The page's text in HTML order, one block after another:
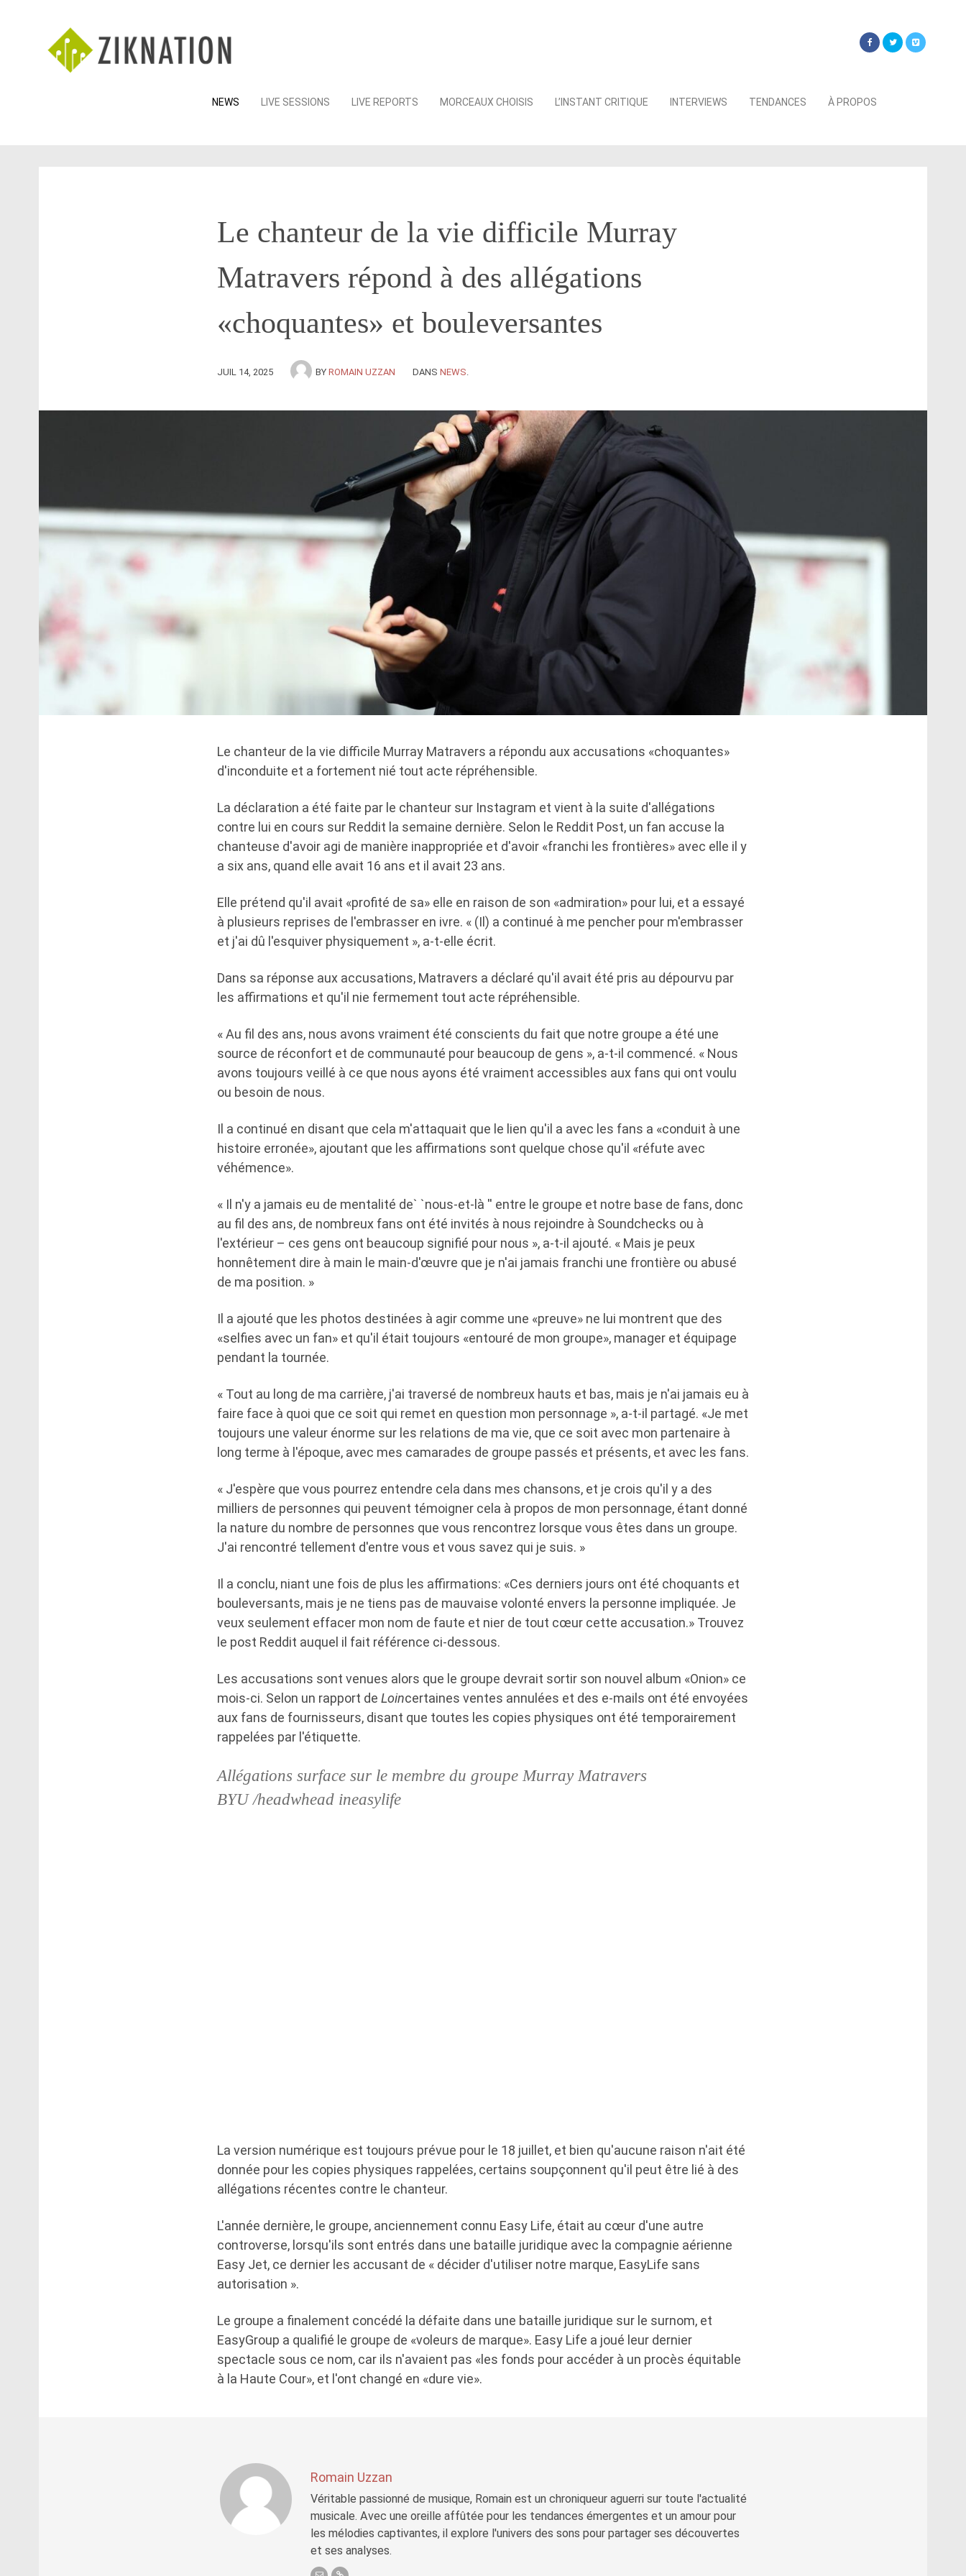
Skip
NEWS LIVE SESSIONS LIVE REPORTS MORCEAUX CHOISIS L’INSTANT CRITIQUE INTERVIEWS TENDANCES À PROPOS
Le chanteur de la vie difficile Murray
Matravers répond à des allégations
«choquantes» et bouleversantes
JUIL 14, 2025 BY ROMAIN UZZAN DANS NEWS
Le chanteur de la vie difficile Murray Matravers a répondu aux accusations «choquantes»
d'inconduite et a fortement nié tout acte répréhensible.
La déclaration a été faite par le chanteur sur Instagram et vient à la suite d'allégations
contre lui en cours sur Reddit la semaine dernière. Selon le Reddit Post, un fan accuse la
chanteuse d'avoir agi de manière inappropriée et d'avoir «franchi les frontières» avec elle il y
a six ans, quand elle avait 16 ans et il avait 23 ans.
Elle prétend qu'il avait «profité de sa» elle en raison de son «admiration» pour lui, et a essayé
à plusieurs reprises de l'embrasser en ivre. « (Il) a continué à me pencher pour m'embrasser
et j'ai dû l'esquiver physiquement », a-t-elle écrit.
Dans sa réponse aux accusations, Matravers a déclaré qu'il avait été pris au dépourvu par
les affirmations et qu'il nie fermement tout acte répréhensible.
« Au fil des ans, nous avons vraiment été conscients du fait que notre groupe a été une
source de réconfort et de communauté pour beaucoup de gens », a-t-il commencé. « Nous
avons toujours veillé à ce que nous ayons été vraiment accessibles aux fans qui ont voulu
ou besoin de nous.
Il a continué en disant que cela m'attaquait que le lien qu'il a avec les fans a «conduit à une
histoire erronée», ajoutant que les affirmations sont quelque chose qu'il «réfute avec
véhémence».
« Il n'y a jamais eu de mentalité de` `nous-et-là '' entre le groupe et notre base de fans, donc
au fil des ans, de nombreux fans ont été invités à nous rejoindre à Soundchecks ou à
l'extérieur – ces gens ont beaucoup signifié pour nous », a-t-il ajouté. « Mais je peux
honnêtement dire à main le main-d'œuvre que je n'ai jamais franchi une frontière ou abusé
de ma position. »
Il a ajouté que les photos destinées à agir comme une «preuve» ne lui montrent que des
«selfies avec un fan» et qu'il était toujours «entouré de mon groupe», manager et équipage
pendant la tournée.
« Tout au long de ma carrière, j'ai traversé de nombreux hauts et bas, mais je n'ai jamais eu à
faire face à quoi que ce soit qui remet en question mon personnage », a-t-il partagé. «Je met
toujours une valeur énorme sur les relations de ma vie, que ce soit avec mon partenaire à
long terme à l'époque, avec mes camarades de groupe passés et présents, et avec les fans.
« J'espère que vous pourrez entendre cela dans mes chansons, et je crois qu'il y a des
milliers de personnes qui peuvent témoigner cela à propos de mon personnage, étant donné
la nature du nombre de personnes que vous rencontrez lorsque vous êtes dans un groupe.
J'ai rencontré tellement d'entre vous et vous savez qui je suis. »
Il a conclu, niant une fois de plus les affirmations: «Ces derniers jours ont été choquants et
bouleversants, mais je ne tiens pas de mauvaise volonté envers la personne impliquée. Je
veux seulement effacer mon nom de faute et nier de tout cœur cette accusation.» Trouvez
le post Reddit auquel il fait référence ci-dessous.
Les accusations sont venues alors que le groupe devrait sortir son nouvel album «Onion» ce
mois-ci. Selon un rapport de Loincertaines ventes annulées et des e-mails ont été envoyées
aux fans de fournisseurs, disant que toutes les copies physiques ont été temporairement
rappelées par l'étiquette.
Allégations surface sur le membre du groupe Murray Matravers
BYU /headwhead ineasylife
La version numérique est toujours prévue pour le 18 juillet, et bien qu'aucune raison n'ait été
donnée pour les copies physiques rappelées, certains soupçonnent qu'il peut être lié à des
allégations récentes contre le chanteur.
L'année dernière, le groupe, anciennement connu Easy Life, était au cœur d'une autre
controverse, lorsqu'ils sont entrés dans une bataille juridique avec la compagnie aérienne
Easy Jet, ce dernier les accusant de « décider d'utiliser notre marque, EasyLife sans
autorisation ».
Le groupe a finalement concédé la défaite dans une bataille juridique sur le surnom, et
EasyGroup a qualifié le groupe de «voleurs de marque». Easy Life a joué leur dernier
spectacle sous ce nom, car ils n'avaient pas «les fonds pour accéder à un procès équitable
à la Haute Cour», et l'ont changé en «dure vie».
Romain Uzzan
Véritable passionné de musique, Romain est un chroniqueur aguerri sur toute l'actualité
musicale. Avec une oreille affûtée pour les tendances émergentes et un amour pour
les mélodies captivantes, il explore l'univers des sons pour partager ses découvertes
et ses analyses.